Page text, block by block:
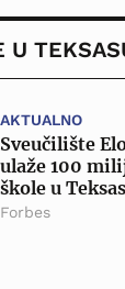
U
AKTUALNO
Sveučilište
ulaže 100
škole u
Forbes